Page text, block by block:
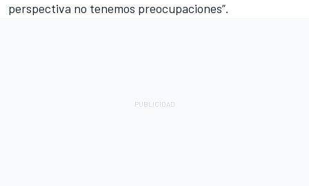
perspectiva no tenemos preocupaciones”.